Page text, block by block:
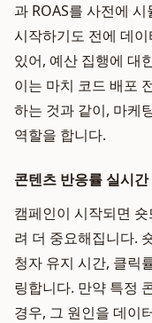
과 ROAS를 사전에
시작하기도 전에 데
있어, 예산 집행에 대
이는 마치 코드 배포
하는 것과 같이, 마케
역할을 합니다.
콘텐츠 반응률 실시
캠페인이 시작되면
려 더 중요해집니다.
청자 유지 시간, 클릭
링합니다. 만약 특정
경우, 그 원인을 데이